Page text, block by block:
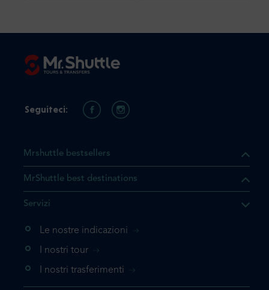
Mrshuttle bestsellers
MrShuttle best destinations
Servizi
Le nostre indicazioni
I nostri tour
I nostri trasferimenti
Seguiteci: